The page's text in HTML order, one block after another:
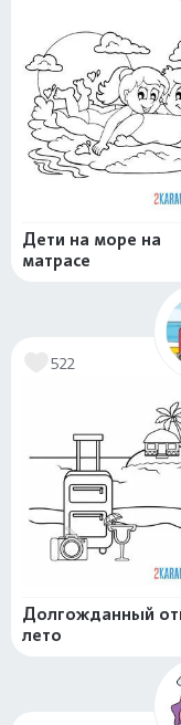
Дети на море на
матрасе
522
Долгожданный
лето